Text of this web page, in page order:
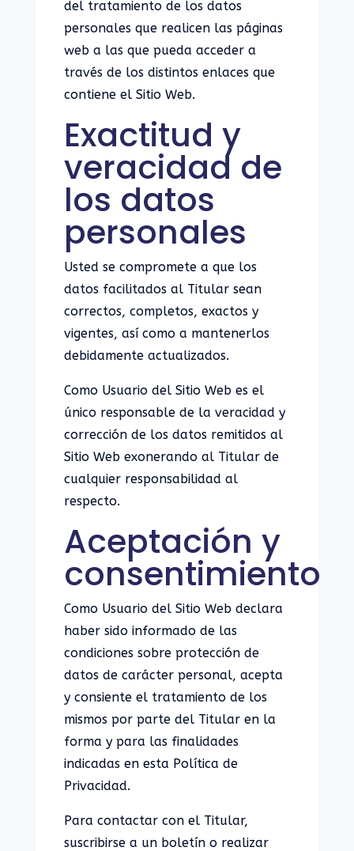
del tratamiento de los datos
personales que realicen las páginas
web a las que pueda acceder a
través de los distintos enlaces que
contiene el Sitio Web.
Exactitud y
veracidad de
los datos
personales
Usted se compromete a que los
datos facilitados al Titular sean
correctos, completos, exactos y
vigentes, así como a mantenerlos
debidamente actualizados.
Como Usuario del Sitio Web es el
único responsable de la veracidad y
corrección de los datos remitidos al
Sitio Web exonerando al Titular de
cualquier responsabilidad al
respecto.
Aceptación y
consentimiento
Como Usuario del Sitio Web declara
haber sido informado de las
condiciones sobre protección de
datos de carácter personal, acepta
y consiente el tratamiento de los
mismos por parte del Titular en la
forma y para las finalidades
indicadas en esta Política de
Privacidad.
Para contactar con el Titular,
suscribirse a un boletín o realizar